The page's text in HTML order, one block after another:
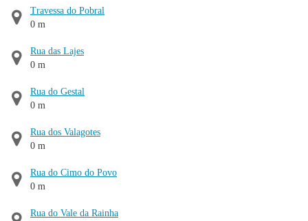
Travessa do Pobral
0 m
Rua das Lajes
0 m
Rua do Gestal
0 m
Rua dos Valagotes
0 m
Rua do Cimo do Povo
0 m
Rua do Vale da Rainha